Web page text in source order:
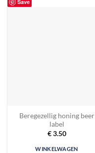
Save
Beregezellig honing beer
label
€3.50
WINKELWAGEN